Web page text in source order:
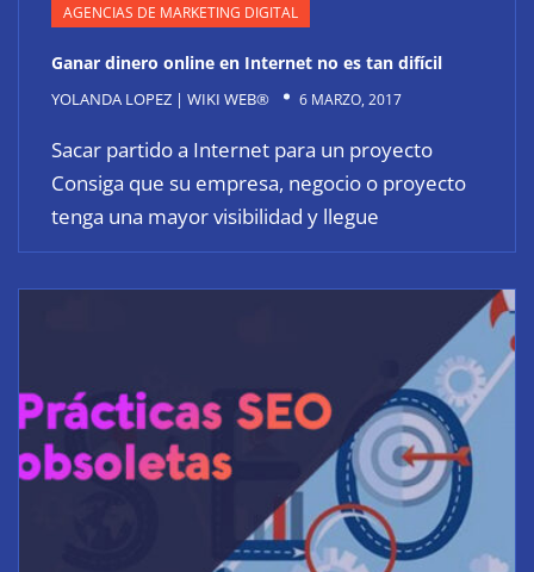
AGENCIAS DE MARKETING DIGITAL
Ganar dinero online en Internet no es tan difícil
YOLANDA LOPEZ | WIKI WEB® 6 MARZO, 2017
Sacar partido a Internet para un proyecto
Consiga que su empresa, negocio o proyecto
tenga una mayor visibilidad y llegue